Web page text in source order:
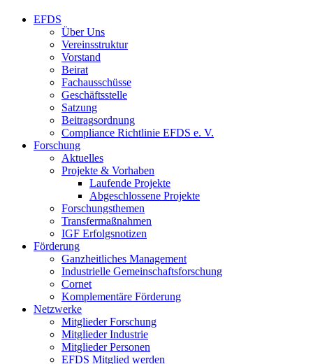
EFDS
Über Uns
Vereinsstruktur
Vorstand
Beirat
Fachausschüsse
Geschäftsstelle
Satzung
Beitragsordnung
Compliance Richtlinie EFDS e. V.
Forschung
Aktuelles
Projekte & Vorhaben
Laufende Projekte
Abgeschlossene Projekte
Forschungsthemen
Transfermaßnahmen
IGF Erfolgsnotizen
Förderung
Ganzheitliches Management
Industrielle Gemeinschaftsforschung
Cornet
Komplementäre Förderung
Netzwerke
Mitglieder Forschung
Mitglieder Industrie
Mitglieder Personen
EFDS Mitglied werden